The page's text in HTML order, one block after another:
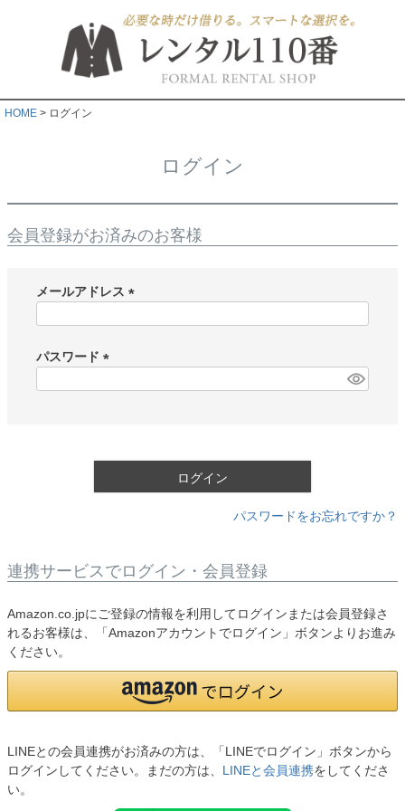
HOME ログイン
ログイン
会員登録がお済みのお客様
メールアドレス
)
パスワード
ログイン
パスワードをお忘れですか？
連携サービスでログイン・会員登録
Amazon.co.jpにご登録の情報を利用してログインまたは会員登録さ
れるお客様は、「Amazonアカウントでログイン」ボタンよりお進み
ください。
LINEとの会員連携がお済みの方は、「LINEでログイン」ボタンから
ログインしてください。まだの方は、 LINEと会員連携をしてくださ
い。